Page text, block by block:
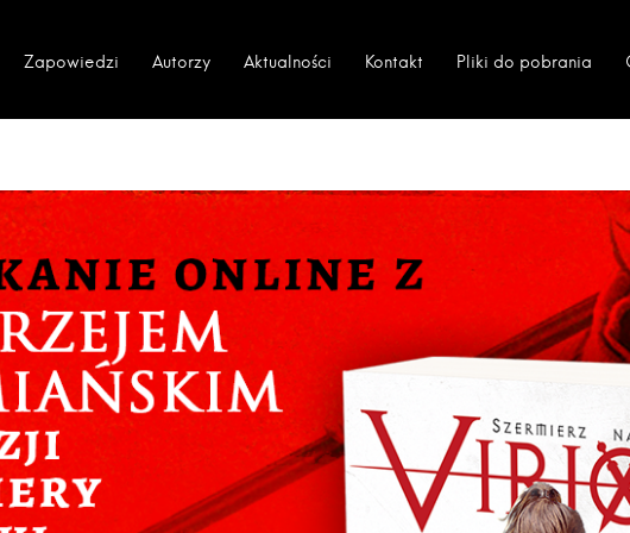
Zapowiedzi Autorzy Aktualności Kontakt Pliki do pobrania